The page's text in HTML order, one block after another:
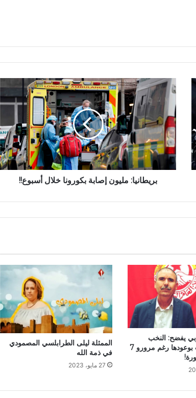
بريطانيا: مليون إصابة بكورونا خلال أسبوع!!
يفضح: النخب
السياسية أخلت بوعودها رغم مرورو 7
الممثلة ليلى الطرابلسي المصمودي
في ذمة الله
27 مايو، 2023